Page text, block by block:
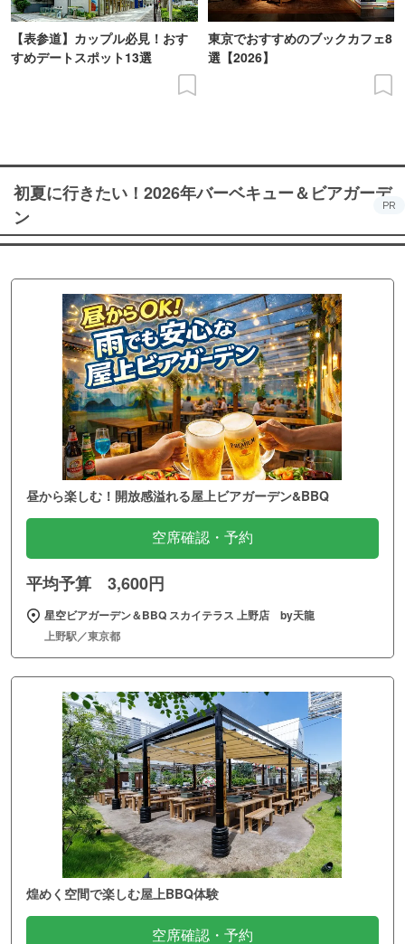
【表参道】カップル必見！おす
すめデートスポット13選
東京でおすすめのブックカフェ8
選【2026】
初夏に行きたい！2026年バーベキュー＆ビアガーデ
ン
PR
昼から楽しむ！開放感溢れる屋上ビアガーデン&BBQ
空席確認・予約
平均予算 3,600円
星空ビアガーデン＆BBQ スカイテラス 上野店 by天龍
上野駅／東京都
煌めく空間で楽しむ屋上BBQ体験
空席確認・予約